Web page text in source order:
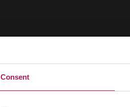
Consent